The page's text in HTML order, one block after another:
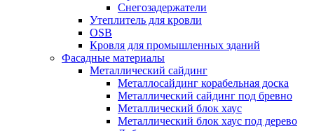
Снегозадержатели
Утеплитель для кровли
OSB
Кровля для промышленных зданий
Фасадные материалы
Металлический сайдинг
Металлосайдинг корабельная доска
Металлический сайдинг под бревно
Металлический блок хаус
Металлический блок хаус под дерево